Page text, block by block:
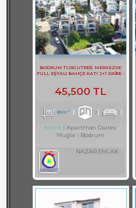
BODRUM TURGUTREİS MERKEZDE
FULL EŞYALI BAHÇE KATI 2+1 DAİRE -
45,500 TL
85m² 2 1
Kiralık
Apartman Dairesi
Muğla
Bodrum
NAZAR EMLAK